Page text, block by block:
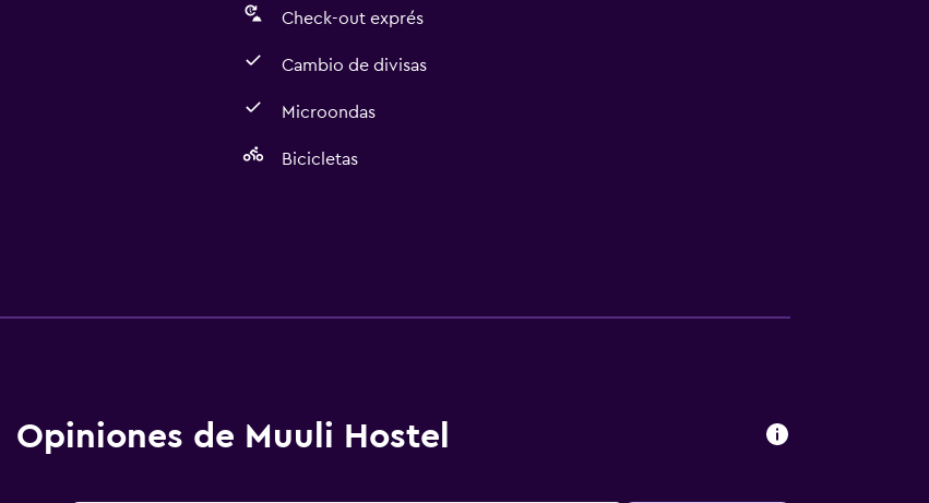
Check-out exprés
Cambio de divisas
Microondas
Bicicletas
Opiniones de Muuli Hostel